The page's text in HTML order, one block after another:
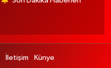
İletişim Künye